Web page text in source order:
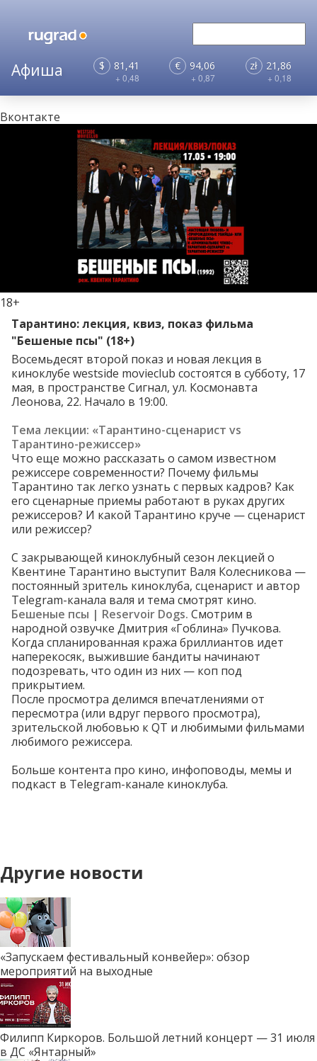
$ 81,41
+ 0,48
€ 94,06
+ 0,87
zł 21,86
+ 0,18
Тарантино: лекция, квиз, показ фильма
"Бешеные псы" (18+)
18+
Вконтакте
Восемьдесят второй показ и новая лекция в
киноклубе westside movieclub состоятся в субботу, 17
мая, в пространстве Сигнал, ул. Космонавта
Леонова, 22. Начало в 19:00.
Тема лекции: «Тарантино-сценарист vs
Тарантино-режиссер»
Что еще можно рассказать о самом известном
режиссере современности? Почему фильмы
Тарантино так легко узнать с первых кадров? Как
его сценарные приемы работают в руках других
режиссеров? И какой Тарантино круче — сценарист
или режиссер?
С закрывающей киноклубный сезон лекцией о
Квентине Тарантино выступит Валя Колесникова —
постоянный зритель киноклуба, сценарист и автор
Telegram-канала валя и тема смотрят кино.
Бешеные псы | Reservoir Dogs. Смотрим в
народной озвучке Дмитрия «Гоблина» Пучкова.
Когда спланированная кража бриллиантов идет
наперекосяк, выжившие бандиты начинают
подозревать, что один из них — коп под
прикрытием.
После просмотра делимся впечатлениями от
пересмотра (или вдруг первого просмотра),
зрительской любовью к QT и любимыми фильмами
любимого режиссера.
Больше контента про кино, инфоповоды, мемы и
подкаст в Telegram-канале киноклуба.
Другие новости
«Запускаем фестивальный конвейер»: обзор
мероприятий на выходные
Филипп Киркоров. Большой летний концерт — 31 июля
в ДС «Янтарный»